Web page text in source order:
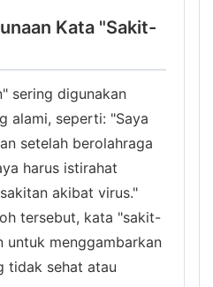
Kata "Sakit-
sering digunakan
alami, seperti: "Saya
setelah berolahraga
harus istirahat
akibat virus."
tersebut, kata "sakit-
untuk menggambarkan
tidak sehat atau